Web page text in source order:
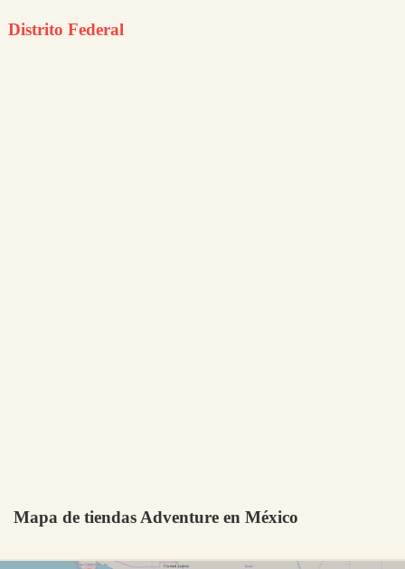
Distrito Federal
Mapa de tiendas Adventure en México